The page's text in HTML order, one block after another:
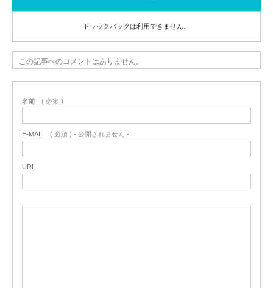
トラックバックは利用できません。
この記事へのコメントはありません。
名前 ( 必須 )
E-MAIL ( 必須 ) - 公開されません -
URL